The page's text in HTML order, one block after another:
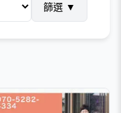
篩選 ▼